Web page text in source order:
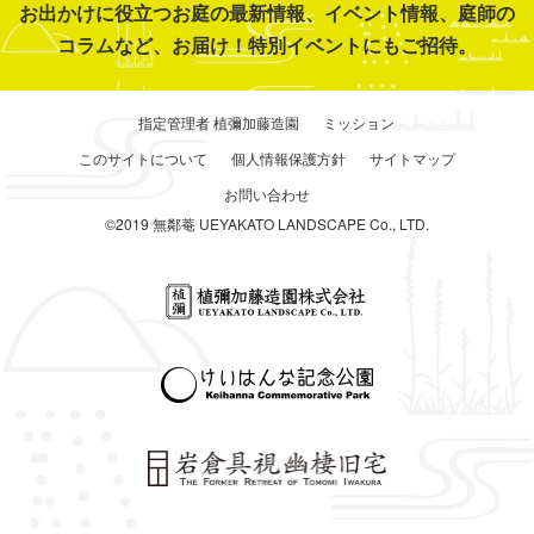
お出かけに役立つお庭の最新情報、イベント情報、庭師の
コラムなど、お届け！特別イベントにもご招待。
指定管理者 植彌加藤造園
ミッション
このサイトについて
個人情報保護方針
サイトマップ
お問い合わせ
©2019 無鄰菴 UEYAKATO LANDSCAPE Co., LTD.